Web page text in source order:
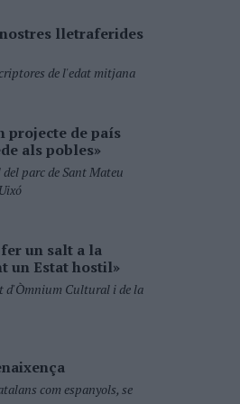
lletraferides
de l'edat mitjana
projecte de país
als pobles»
parc de Sant Mateu
un salt a la
un Estat hostil»
d'Òmnium Cultural i de la
com espanyols, se